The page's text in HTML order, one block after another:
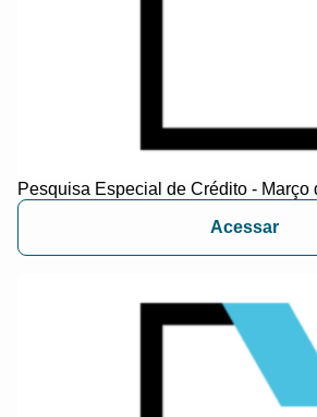
Pesquisa Especial de Crédito - Março
Acessar